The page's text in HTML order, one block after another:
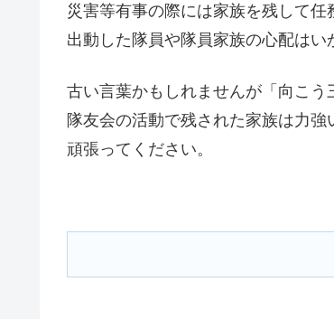
災害等有事の際には家族を残して
出動した隊員や隊員家族の心配はい
古い言葉かもしれませんが「向こう
隊友会の活動で残された家族は力強
頑張ってください。